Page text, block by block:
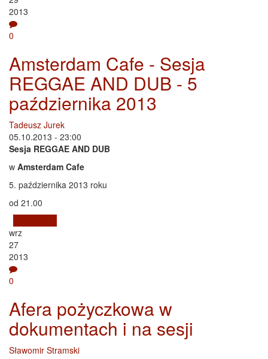
2013
0
Amsterdam Cafe - Sesja
REGGAE AND DUB - 5
października 2013
Tadeusz Jurek
05.10.2013 - 23:00
Sesja REGGAE AND DUB
w Amsterdam Cafe
5. października 2013 roku
od 21.00
wrz
27
2013
0
Afera pożyczkowa w
dokumentach i na sesji
Sławomir Stramski